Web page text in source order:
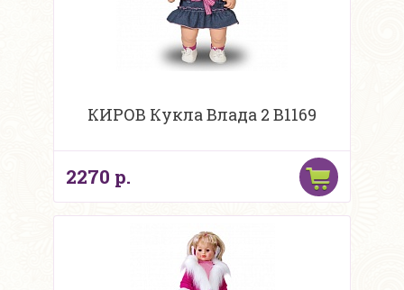
КИРОВ Кукла Влада 2 В1169
2270 р.